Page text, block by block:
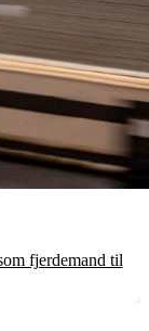
fjerdemand til